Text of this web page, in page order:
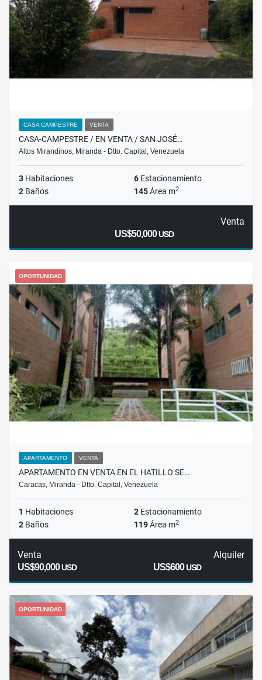
CASA CAMPESTRE VENTA
CASA-CAMPESTRE / EN VENTA / SAN JOSÉ…
Altos Mirandinos, Miranda - Dtto. Capital, Venezuela
3 Habitaciones 6 Estacionamiento
2 Baños 145Área m2
Venta
US$50,000USD
OPORTUNIDAD
APARTAMENTO VENTA
APARTAMENTO EN VENTA EN EL HATILLO SE…
Caracas, Miranda - Dtto. Capital, Venezuela
1 Habitaciones 2 Estacionamiento
2 Baños 119Área m2
Venta
US$90,000USD
Alquiler
US$600USD
OPORTUNIDAD